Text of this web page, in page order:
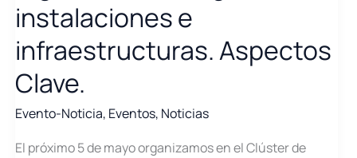
instalaciones e
infraestructuras. Aspectos
Clave.
Evento-Noticia, Eventos, Noticias
El próximo 5 de mayo organizamos en el Clúster de